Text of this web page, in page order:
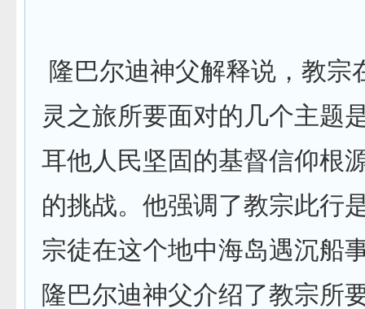
隆巴尔迪神父解释说，教宗
灵之旅所要面对的几个主题
耳他人民坚固的基督信仰根
的挑战。他强调了教宗此行
宗徒在这个地中海岛遇沉船
隆巴尔迪神父介绍了教宗所